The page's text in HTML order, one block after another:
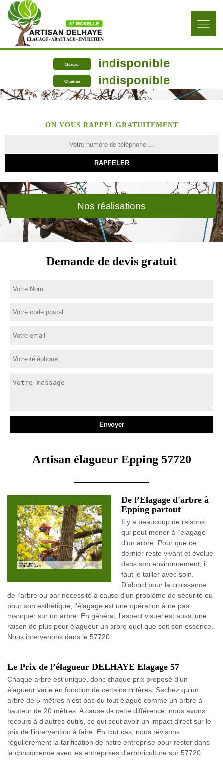
Bureau indisponible
Chantier indisponible
ON VOUS RAPPEL GRATUITEMENT
Nos réalisations
Demande de devis gratuit
Artisan élagueur Epping 57720
De l’Elagage d'arbre à
Epping partout
Il y a beaucoup de raisons
qui peut mener à l’élagage
d’un arbre. Pour que ce
dernier reste vivant et évolue
dans son environnement, il
faut le tailler avec soin.
D’abord pour la croissance
de l’arbre ou par nécessité à cause d’un problème de sécurité ou
pour son esthétique, l’élagage est une opération à ne pas
manquer sur un arbre. En général, l’aspect visuel est aussi une
raison de plus pour élagueur un arbre quel que soit son essence.
Nous intervenons dans le 57720.
Le Prix de l’élagueur DELHAYE Elagage 57
Chaque arbre est unique, donc chaque prix proposé d’un
élagueur varie en fonction de certains critères. Sachez qu’un
arbre de 5 mètres n’est pas du tout élagué comme un arbre à
hauteur de 20 mètres. A cause de cette différence, nous avons
recours à d’autres outils, ce qui peut avoir un impact direct sur le
prix de l’intervention à faire. En tout cas, nous révisons
régulièrement la tarification de notre entreprise pour rester dans
la concurrence avec les entreprises d’arboriculture sur 57720.